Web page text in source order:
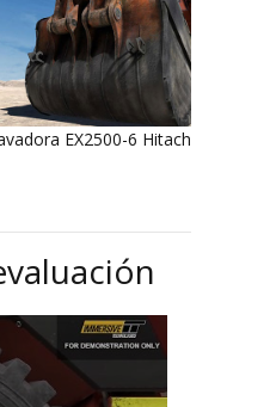
6 Hitachi (detalle)